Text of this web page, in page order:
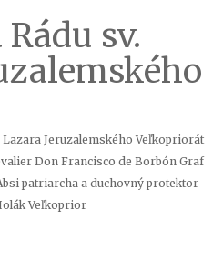
sv.
Jeruzalemského Veľkopriorát
Don Francisco de Borbón Graf
patriarcha a duchovný protektor
Veľkoprior